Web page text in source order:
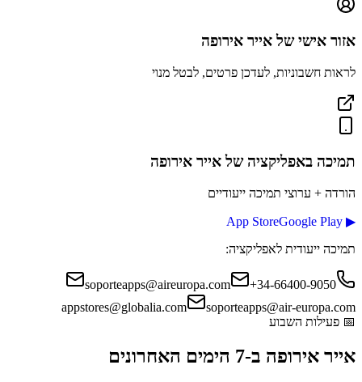
אזור אישי של אייר אירופה
לראות חשבוניות, לעדכן פרטים, לבטל מנוי
תמיכה באפליקציה של אייר אירופה
הורדה + ערוצי תמיכה ייעודיים
▶
Google Play
App Store
תמיכה ייעודית לאפליקציה:
+34-66400-9050
soporteapps@aireuropa.com
soporteapps@air-europa.com
appstores@globalia.com
📅 פעילות השבוע
אייר אירופה ב-7 הימים האחרונים